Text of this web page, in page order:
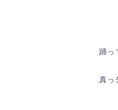
踊っ
真っ